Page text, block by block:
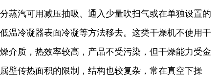
分蒸汽可用减压抽吸、通入少量吹扫气或在单独设置的
低温冷凝器表面冷凝等方法移去。这类干燥机不使用干
燥介质，热效率较高，产品不受污染，但干燥能力受金
属壁传热面积的限制，结构也较复杂，常在真空下操